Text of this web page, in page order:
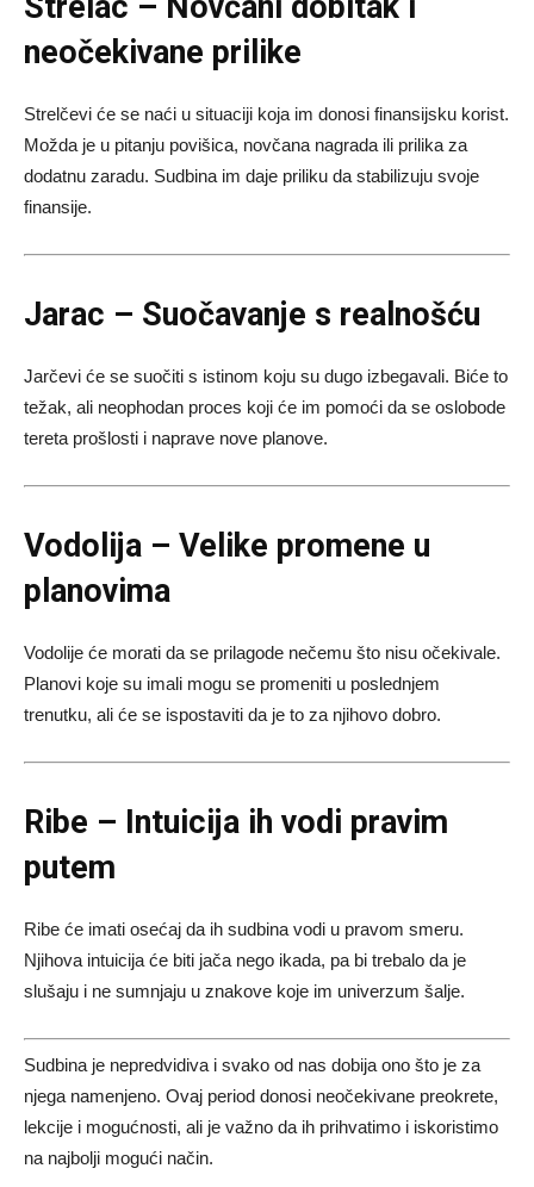
neočekivane prilike
Strelčevi će se naći u situaciji koja im donosi finansijsku korist.
Možda je u pitanju povišica, novčana nagrada ili prilika za
dodatnu zaradu. Sudbina im daje priliku da stabilizuju svoje
finansije.
Jarac – Suočavanje s realnošću
Jarčevi će se suočiti s istinom koju su dugo izbegavali. Biće to
težak, ali neophodan proces koji će im pomoći da se oslobode
tereta prošlosti i naprave nove planove.
Vodolija – Velike promene u
planovima
Vodolije će morati da se prilagode nečemu što nisu očekivale.
Planovi koje su imali mogu se promeniti u poslednjem
trenutku, ali će se ispostaviti da je to za njihovo dobro.
Ribe – Intuicija ih vodi pravim
putem
Ribe će imati osećaj da ih sudbina vodi u pravom smeru.
Njihova intuicija će biti jača nego ikada, pa bi trebalo da je
slušaju i ne sumnjaju u znakove koje im univerzum šalje.
Sudbina je nepredvidiva i svako od nas dobija ono što je za
njega namenjeno. Ovaj period donosi neočekivane preokrete,
lekcije i mogućnosti, ali je važno da ih prihvatimo i iskoristimo
na najbolji mogući način.